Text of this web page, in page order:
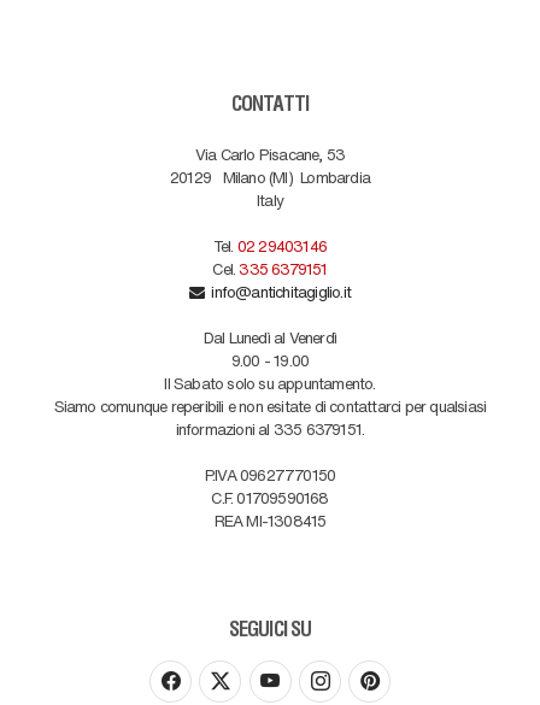
CONTATTI
Via Carlo Pisacane, 53
20129 Milano (MI) Lombardia
Italy
Tel. 02 29403146
Cel. 335 6379151
info@antichitagiglio.it
Dal Lunedì al Venerdì
9.00 - 19.00
Il Sabato solo su appuntamento.
Siamo comunque reperibili e non esitate di contattarci per qualsiasi
informazioni al 335 6379151.
P.IVA 09627770150
C.F. 01709590168
REA MI-1308415
SEGUICI SU